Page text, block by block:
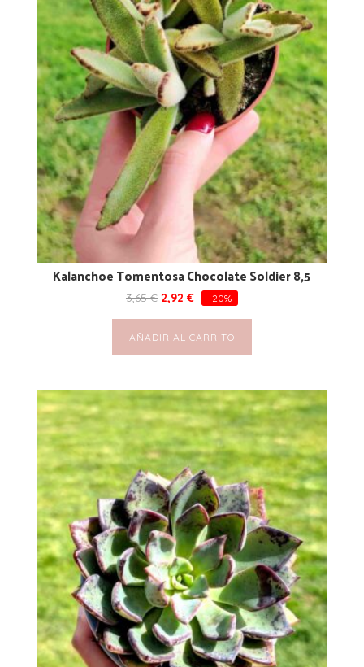
Kalanchoe Tomentosa Chocolate Soldier 8,5
3,65€ 2,92 € -20%
AÑADIR AL CARRITO